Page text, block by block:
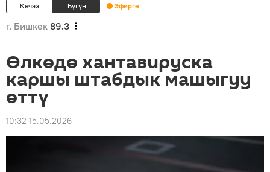
Кечээ Бүгүн Эфирге
г. Бишкек 89.3
Өлкөдө хантавируска
каршы штабдык машыгуу
өттү
10:32 15.05.2026